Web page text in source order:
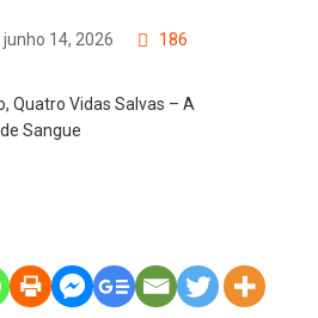
junho 14, 2026 186